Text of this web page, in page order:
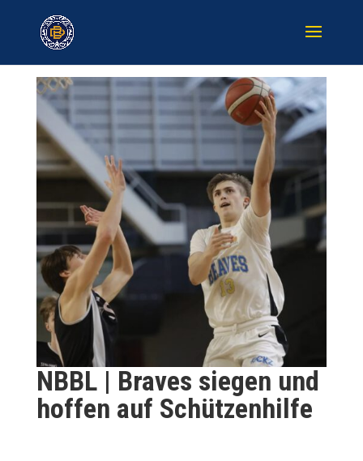
NBBL | Braves siegen und
hoffen auf Schützenhilfe